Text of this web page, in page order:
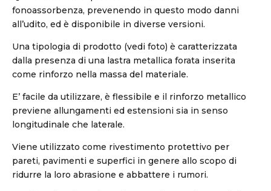
fonoassorbenza, prevenendo in questo modo danni
all’udito, ed è disponibile in diverse versioni.
Una tipologia di prodotto (vedi foto) è caratterizzata
dalla presenza di una lastra metallica forata inserita
come rinforzo nella massa del materiale.
E’ facile da utilizzare, è flessibile e il rinforzo metallico
previene allungamenti ed estensioni sia in senso
longitudinale che laterale.
Viene utilizzato come rivestimento protettivo per
pareti, pavimenti e superfici in genere allo scopo di
ridurre la loro abrasione e abbattere i rumori.